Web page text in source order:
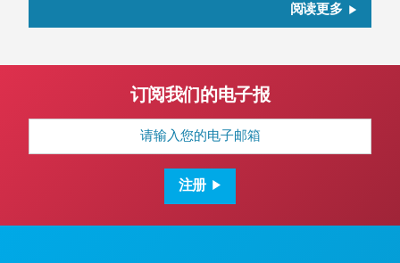
阅读更多
订阅我们的电子报
电
邮
注册